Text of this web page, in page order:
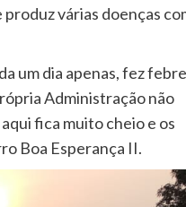
várias doenças
um dia apenas, fez
Administração não
fica muito cheio e os
Boa Esperança II.